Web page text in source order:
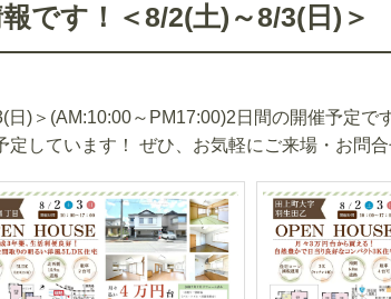
です！＜8/2(土)～8/3(日)＞
)＞(AM:10:00～PM17:00)2日間の開催予定です
定しています！ ぜひ、お気軽にご来場・お問